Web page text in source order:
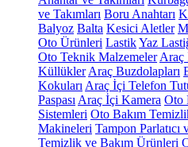
ve Takımları Boru Anahtarı
Balyoz Balta Kesici Aletler
Oto Ürünleri LastikYaz
Oto Teknik Malzemeler Araç
Küllükler Araç Buzdolapları
Kokuları Araç İçi Telefon
Paspası Araç İçi Kamera Oto
Sistemleri Oto Bakım
Makineleri Tampon
Temizlik ve Bakım Ürünleri